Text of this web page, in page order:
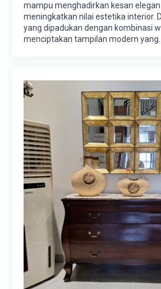
mampu menghadirkan kesan
meningkatkan nilai estetika interior.
yang dipadukan dengan kombinasi
menciptakan tampilan modern yang…